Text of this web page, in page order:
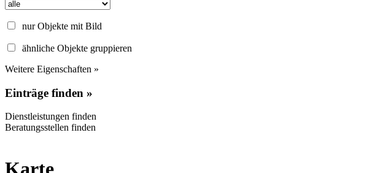
nur Objekte mit Bild
ähnliche Objekte gruppieren
Weitere Eigenschaften »
Einträge finden »
Dienstleistungen finden
Beratungsstellen finden